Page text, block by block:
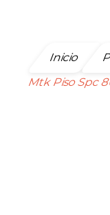
Inicio
Mtk Piso Spc